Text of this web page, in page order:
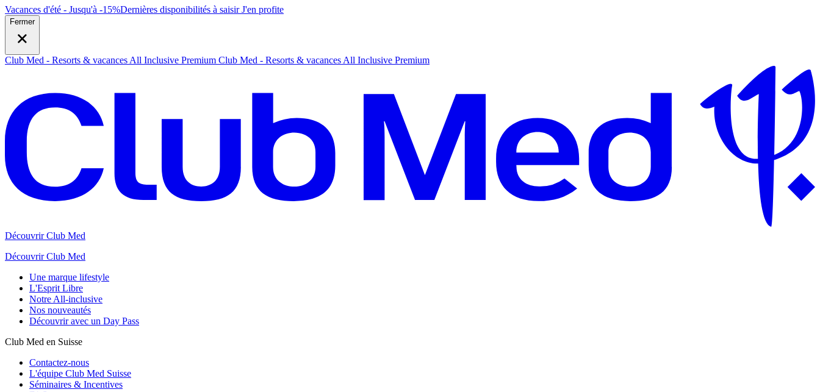
Vacances d'été - Jusqu'à -15%Dernières disponibilités à saisirJ'en profite
Fermer
Club Med - Resorts & vacances All Inclusive Premium Club Med - Resorts & vacances All Inclusive Premium
Découvrir Club Med
Découvrir Club Med
Une marque lifestyle
L'Esprit Libre
Notre All-inclusive
Nos nouveautés
Découvrir avec un Day Pass
Club Med en Suisse
Contactez-nous
L'équipe Club Med Suisse
Séminaires & Incentives